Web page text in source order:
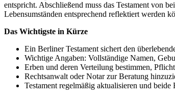
entspricht. Abschließend muss das Testament von
Lebensumständen entsprechend reflektiert werden
Das Wichtigste in Kürze
Ein Berliner Testament sichert den
Wichtige Angaben: Vollständige Namen,
Erben und deren Verteilung bestimmen,
Rechtsanwalt oder Notar zur Beratung
Testament regelmäßig aktualisieren und beide